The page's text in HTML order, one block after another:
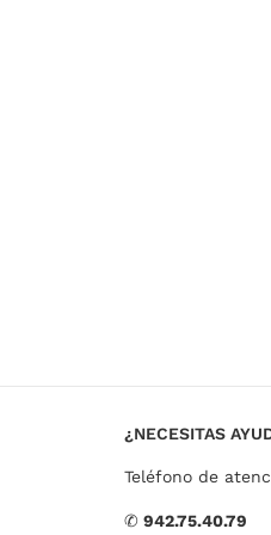
¿NECESITAS
Teléfono de
✆ 942.75.40.79